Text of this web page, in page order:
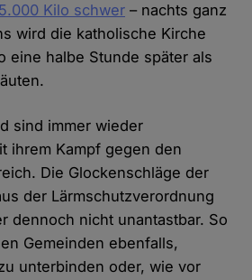
Kilo schwer – nachts ganz
wird die katholische Kirche
eine halbe Stunde später als
sind immer wieder
ihrem Kampf gegen den
Die Glockenschläge der
der Lärmschutzverordnung
dennoch nicht unantastbar. So
Gemeinden ebenfalls,
unterbinden oder, wie vor